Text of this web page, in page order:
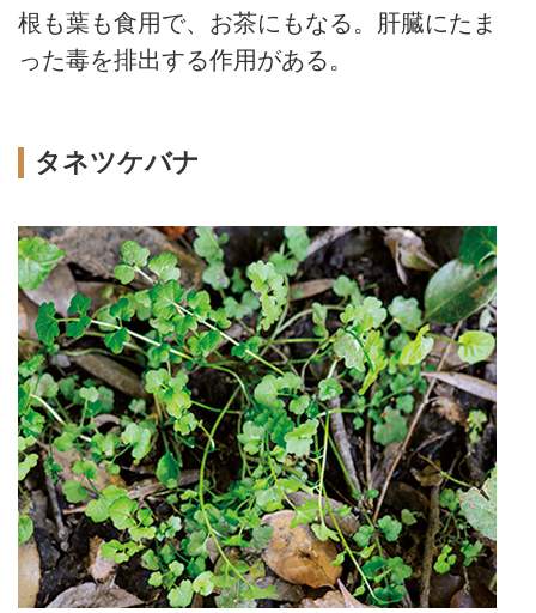
根も葉も食用で、お茶にもなる。肝臓にたま
った毒を排出する作用がある。
タネツケバナ